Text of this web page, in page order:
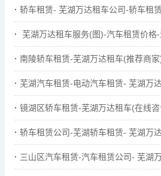
轿车租赁- 芜湖万达租车公司-轿车租
芜湖万达租车服务(图)-汽车租赁价格
南陵轿车租赁-芜湖万达租车(推荐商
芜湖汽车租赁-电动汽车租赁- 芜湖万
镜湖区轿车租赁-芜湖万达租车(在线
轿车租赁公司-芜湖轿车租赁- 芜湖万
三山区汽车租赁-汽车租赁公司- 芜湖